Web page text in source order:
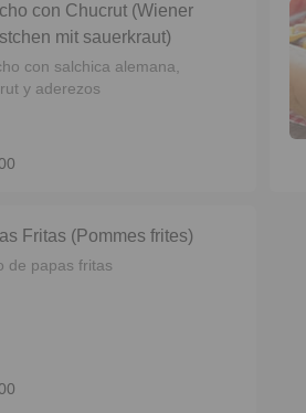
con Chucrut (Wiener
mit sauerkraut)
con salchica alemana,
y aderezos
Fritas (Pommes frites)
de papas fritas